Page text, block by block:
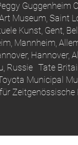
Museum, Saint
Kunst, Gent,
Mannheim,
Hannover,
Tate
Municipal